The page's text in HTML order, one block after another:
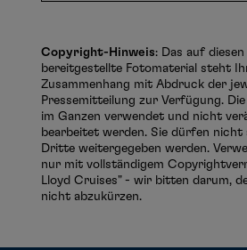
Copyright-Hinweis: Das auf
bereitgestellte Fotomaterial steht
Zusammenhang mit Abdruck der
Pressemitteilung zur Verfügung.
im Ganzen verwendet und nicht
bearbeitet werden. Sie dürfen nicht
Dritte weitergegeben werden.
nur mit vollständigem
Lloyd Cruises" - wir bitten darum,
nicht abzukürzen.